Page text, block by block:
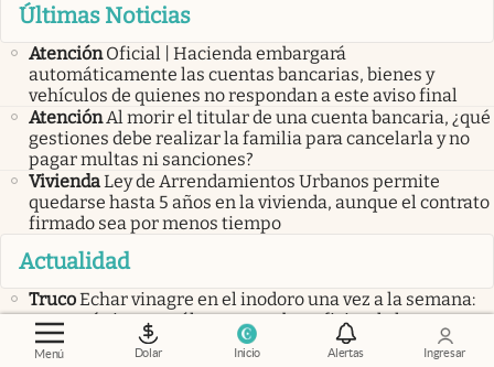
Menú Dolar Inicio Alertas Ingresar
Últimas Noticias
Atención Oficial | Hacienda embargará
automáticamente las cuentas bancarias, bienes y
vehículos de quienes no respondan a este aviso final
AtenciónAl morir el titular de una cuenta bancaria, ¿qué
gestiones debe realizar la familia para cancelarla y no
pagar multas ni sanciones?
ViviendaLey de Arrendamientos Urbanos permite
quedarse hasta 5 años en la vivienda, aunque el contrato
firmado sea por menos tiempo
Actualidad
TrucoEchar vinagre en el inodoro una vez a la semana:
para qué sirve y cuáles son sus beneficios de los que
hablan todos